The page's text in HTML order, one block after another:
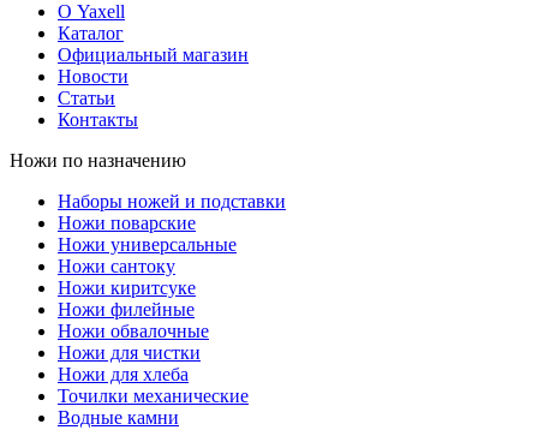
О Yaxell
Каталог
Официальный магазин
Новости
Статьи
Контакты
Ножи по назначению
Наборы ножей и подставки
Ножи поварские
Ножи универсальные
Ножи сантоку
Ножи киритсуке
Ножи филейные
Ножи обвалочные
Ножи для чистки
Ножи для хлеба
Точилки механические
Водные камни